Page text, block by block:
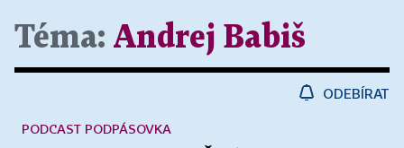
Téma: Andrej Babiš
ODEBÍRAT
PODCAST PODPÁSOVKA